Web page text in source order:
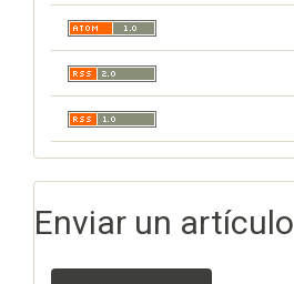
Enviar un artículo